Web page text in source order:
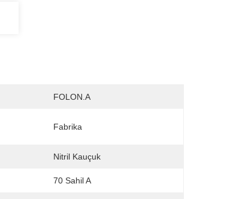
FOLON.A
Fabrika
Nitril Kauçuk
70 Sahil A